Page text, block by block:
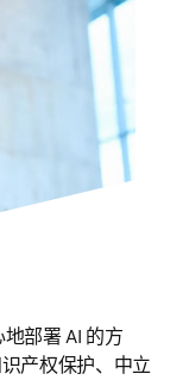
部署 AI 的方
产权保护、中立